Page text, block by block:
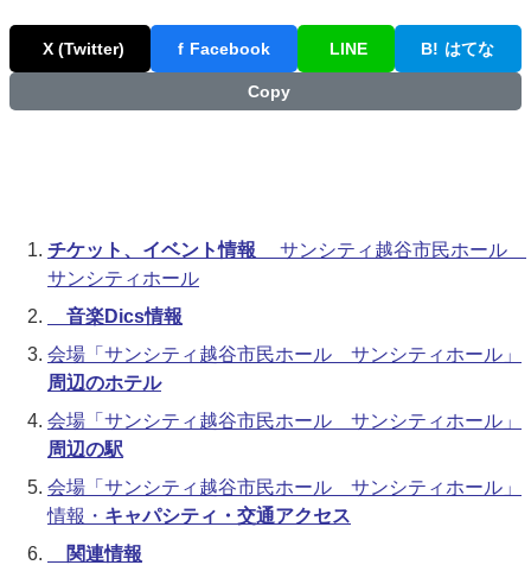
X (Twitter) f Facebook LINE B! はてな
Copy
チケット、イベント情報 サンシティ越谷市民ホール
サンシティホール
音楽Dics情報
会場「サンシティ越谷市民ホール サンシティホール」
周辺のホテル
会場「サンシティ越谷市民ホール サンシティホール」
周辺の駅
会場「サンシティ越谷市民ホール サンシティホール」
情報・ キャパシティ・交通アクセス
関連情報